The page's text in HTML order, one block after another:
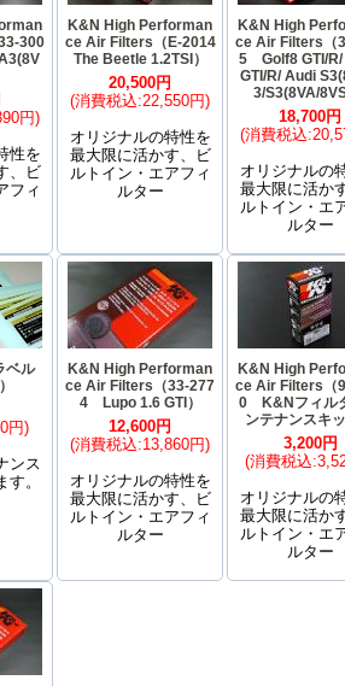
300
円)
性を
、ビ
フィ
K&N High Performan
ce Air Filters（E-2014
The Beetle 1.2TSI）
20,500円
(消費税込:22,550円)
オリジナルの特性を
最大限に活かす、ビ
ルトイン・エアフィ
ルター
K&N High
ce Air Filters（
5 Golf8 GTI/R/
GTI/R/ Audi
3/S3(8VA/
18,700円
(消費税込
オリジナルの
最大限に活か
ルトイン・エ
ルター
ベル
円)
ンス
。
K&N High Performan
ce Air Filters（33-277
4 Lupo 1.6 GTI）
12,600円
(消費税込:13,860円)
オリジナルの特性を
最大限に活かす、ビ
ルトイン・エアフィ
ルター
K&N High
ce Air Filters（
0 K&Nフィル
ンテナンスキッ
3,200円
(消費税込
オリジナルの
最大限に活か
ルトイン・エ
ルター